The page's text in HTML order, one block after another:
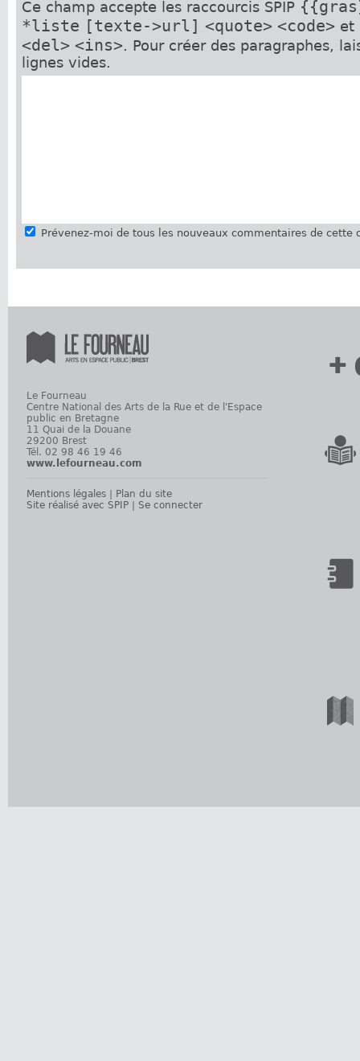
Ce champ accepte les raccourcis SPIP
*liste [texte->url] <quote> <code>et
<del> <ins>. Pour créer des paragraphes,
lignes vides.
Prévenez-moi de tous les nouveaux commentaires de cette
Le Fourneau
Centre National des Arts de la Rue et de l'Espace
public en Bretagne
11 Quai de la Douane
29200 Brest
Tél. 02 98 46 19 46
www.lefourneau.com
Mentions légales
Plan du site
Site réalisé avec SPIP
Se connecter
+